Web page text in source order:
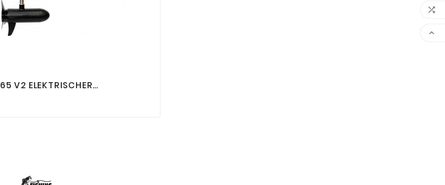
V2 ELEKTRISCHER

